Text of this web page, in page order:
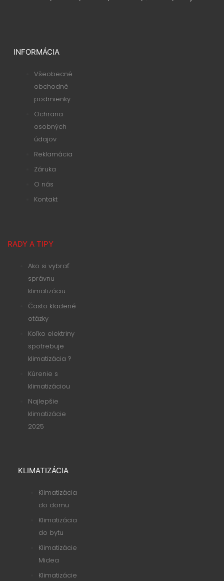
INFORMÁCIA
Všeobecné
obchodné
podmienky
Ochrana
osobných
údajov
Reklamácia
Záruka
O nás
Kontakt
RADY A TIPY
Ako si vybrať
správnu
klimatizáciu
Často kladené
otázky
Koľko elektriny
spotrebuje
klimatizácia ?
Kúrenie s
klimatizáciou
Najlepšie
klimatizácie
2025
KLIMATIZÁCIA
Klimatizácia
do domu
Klimatizácia
do bytu
Klimatizácie
Midea
Klimatizácie